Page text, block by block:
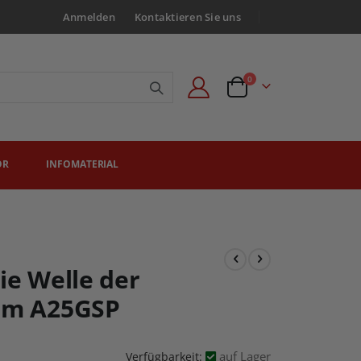
Anmelden Kontaktieren Sie uns
Angebotsanfrage
0 Artikel
INFOMATERIAL
Welle der
A25GSP
Verfügbarkeit: auf Lager